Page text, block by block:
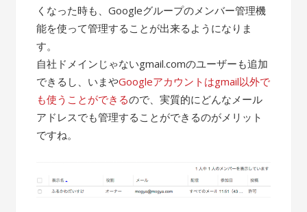
くなった時も、Googleグループのメンバー管理機
能を使って管理することが出来るようになりま
す。
自社ドメインじゃないgmail.comのユーザーも追加
できるし、いまやGoogleアカウントはgmail以外で
も使うことができるので、実質的にどんなメール
アドレスでも管理することができるのがメリット
ですね。